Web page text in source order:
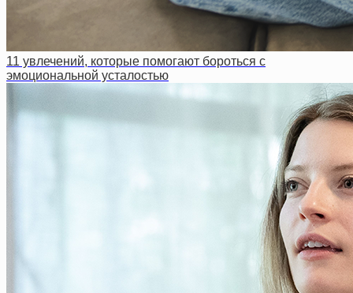
11 увлечений, которые помогают бороться с
эмоциональной усталостью